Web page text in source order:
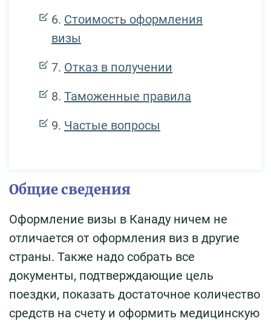
Стоимость оформления
визы
Отказ в получении
Таможенные правила
Частые вопросы
Общие сведения
Оформление визы в Канаду ничем не
отличается от оформления виз в другие
страны. Также надо собрать все
документы, подтверждающие цель
поездки, показать достаточное количество
средств на счету и оформить медицинскую